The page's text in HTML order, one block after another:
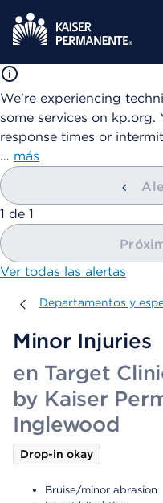
We're experiencing
some services on kp.org.
response times or
… más
mostrando
1 de 1
Ver todas las alertas
Departamentos y
Departamentos y
Minor Injuries
en Target
by Kaiser
Inglewood
Drop-in okay
Bruise/minor abrasion